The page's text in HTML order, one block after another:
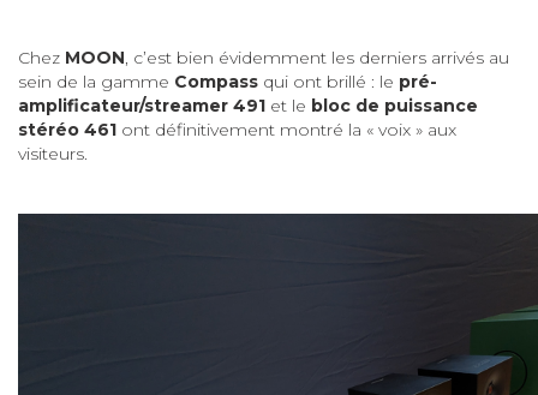
Chez MOON, c’est bien évidemment les derniers arrivés au
sein de la gamme Compass qui ont brillé : le pré-
amplificateur/streamer 491 et le bloc de puissance
stéréo 461 ont définitivement montré la « voix » aux
visiteurs.